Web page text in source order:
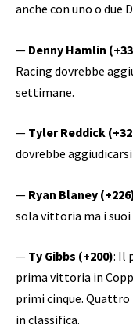
anche con uno o due
— Denny Hamlin
Racing dovrebbe
settimane.
— Tyler Reddick
dovrebbe
— Ryan Blaney
sola vittoria ma i suoi
— Ty Gibbs (+200): Il
prima vittoria in
primi cinque. Quattro
in classifica.